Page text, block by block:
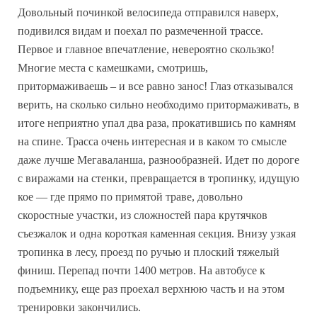
Довольный починкой велосипеда отправился наверх,
подивился видам и поехал по размеченной трассе.
Первое и главное впечатление, невероятно скользко!
Многие места с камешками, смотришь,
притормаживаешь – и все равно занос! Глаз отказывался
верить, на сколько сильно необходимо притормаживать, в
итоге неприятно упал два раза, прокатившись по камням
на спине. Трасса очень интересная и в каком то смысле
даже лучше Мегаваланша, разнообразней. Идет по дороге
с виражами на стенки, превращается в тропинку, идущую
кое — где прямо по примятой траве, довольно
скоростные участки, из сложностей пара крутячков
съезжалок и одна короткая каменная секция. Внизу узкая
тропинка в лесу, проезд по ручью и плоский тяжелый
финиш. Перепад почти 1400 метров. На автобусе к
подъемнику, еще раз проехал верхнюю часть и на этом
тренировки закончились.